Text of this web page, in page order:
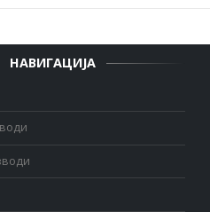
НАВИГАЦИЈА